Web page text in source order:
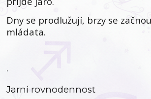
Dny se prodlužují, brzy se
mládata.
.
Jarní rovnodennost